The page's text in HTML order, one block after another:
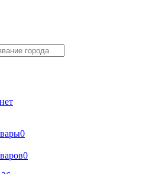
0
0